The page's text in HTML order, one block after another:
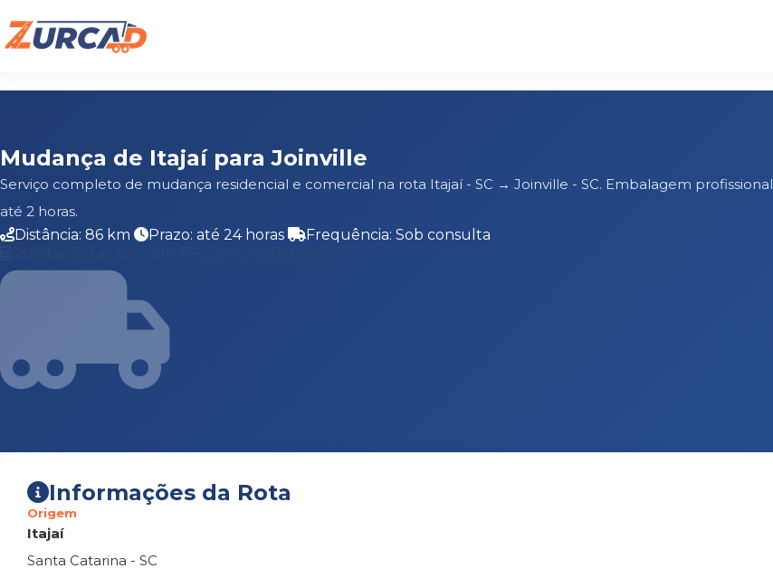
Mudança de Itajaí para Joinville
Serviço completo de mudança residencial e comercial na rota Itajaí - SC → Joinville - SC. Embalagem
até 2 horas.
Distância: 86 km
Prazo: até 24 horas
Frequência: Sob consulta
Informações da Rota
Origem
Itajaí
Santa Catarina - SC